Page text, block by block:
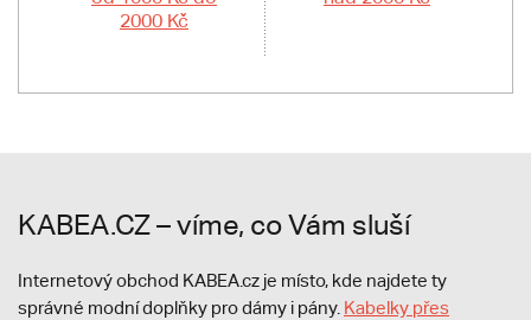
2000 Kč
KABEA.CZ – víme, co Vám sluší
Internetový obchod KABEA.cz je místo, kde najdete ty
správné modní doplňky pro dámy i pány. Kabelky přes